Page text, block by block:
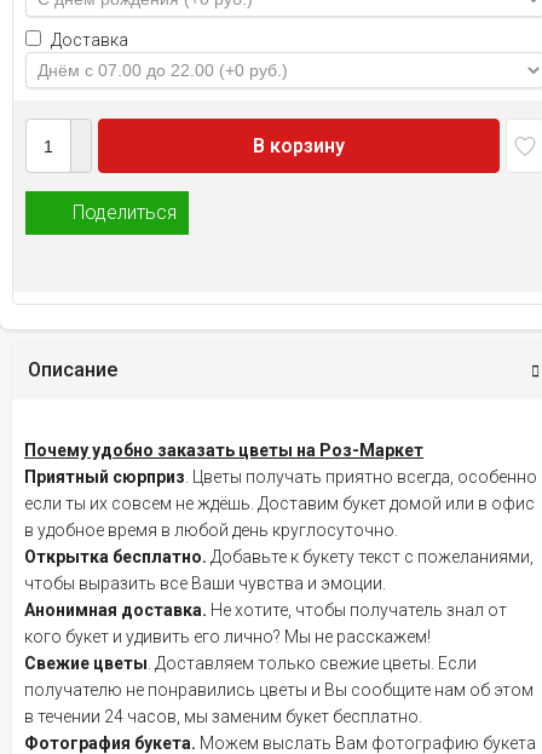
Доставка
В корзину
Поделиться
Описание
Почему удобно заказать цветы на Роз-Маркет
Приятный сюрприз . Цветы получать приятно всегда, особенно
если ты их совсем не ждёшь. Доставим букет домой или в офис
в удобное время в любой день круглосуточно.
Открытка бесплатно. Добавьте к букету текст с пожеланиями,
чтобы выразить все Ваши чувства и эмоции.
Анонимная доставка. Не хотите, чтобы получатель знал от
кого букет и удивить его лично? Мы не расскажем!
Свежие цветы . Доставляем только свежие цветы. Если
получателю не понравились цветы и Вы сообщите нам об этом
в течении 24 часов, мы заменим букет бесплатно.
Фотография букета. Можем выслать Вам фотографию букета